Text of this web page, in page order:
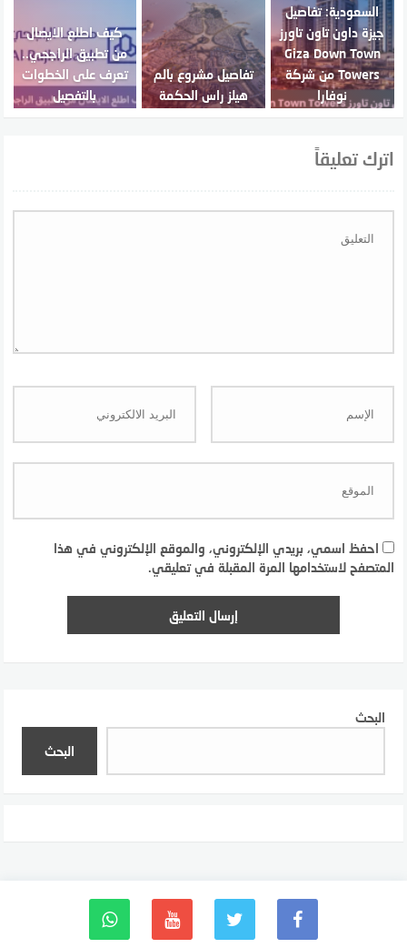
السعودية: تفاصيل
جيزة داون تاون تاورز
Giza Down Town
Towers من شركة
نوفارا
تفاصيل مشروع بالم
هيلز راس الحكمة
كيف اطلع الايصال
من تطبيق الراجحي..
تعرف على الخطوات
بالتفصيل
اترك تعليقاً
احفظ اسمي، بريدي الإلكتروني، والموقع الإلكتروني في هذا
المتصفح لاستخدامها المرة المقبلة في تعليقي.
البحث
البحث